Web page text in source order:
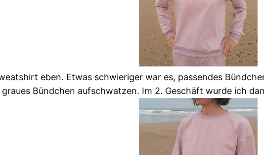
eben. Etwas schwieriger war es, passendes
Bündchen aufschwatzen. Im 2. Geschäft wurde ich